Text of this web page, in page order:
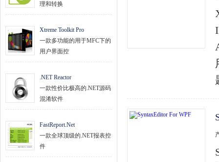
理和转换
Xtreme Toolkit Pro
一款多功能的用于MFC下的
用户界面控
.NET Reactor
一款性价比极高的.NET源码
混淆软件
FastReport.Net
一款全球顶级的.NET报表控
件